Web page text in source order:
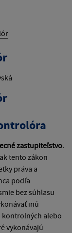
zastupiteľstvo.
tento zákon
práva a
podľa
bez súhlasu
inú
kontrolných alebo
vykonávajú